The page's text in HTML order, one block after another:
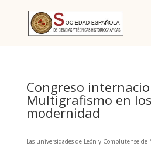
Congreso
Multigrafismo en
modernidad
Las universidades de León y Complutense